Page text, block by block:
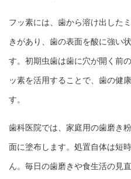
フッ素には、歯から溶け出した
きがあり、歯の表面を酸に強い
す。初期虫歯は歯に穴が開く前
ッ素を活用することで、歯の健
す。
歯科医院では、家庭用の歯磨き
面に塗布します。処置自体は短
ん。毎日の歯磨きや食生活の見